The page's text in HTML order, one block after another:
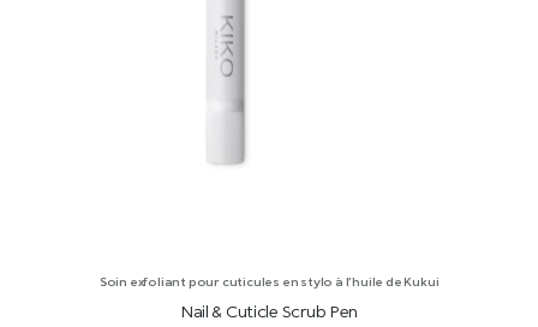
Soin exfoliant pour cuticules en stylo à l’huile de Kukui
Nail & Cuticle Scrub Pen